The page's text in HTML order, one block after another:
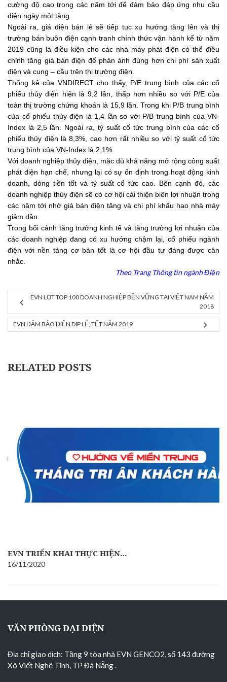
cường độ cao trong các năm tới để đảm bảo đáp ứng nhu cầu
điện ngày một tăng.
Ngoài ra, giá điện bán lẻ sẽ tiếp tục xu hướng tăng lên và thị
trường bán buôn điện cạnh tranh chính thức vận hành kể từ năm
2019 cũng là điều kiện cho các nhà máy phát điện có thể điều
chỉnh tăng giá bán điện để phản ánh đúng hơn chi phí sản xuất
điện và cung – cầu trên thị trường điện.
Thống kê của VNDIRECT cho thấy, P/E trung bình của các cổ
phiếu thủy điện hiện là 9,2 lần, thấp hơn nhiều so với P/E của
toàn thị trường chứng khoán là 15,9 lần. Trong khi P/B trung bình
của cổ phiếu thủy điện là 1,4 lần so với P/B trung bình của VN-
Index là 2,5 lần. Ngoài ra, tỷ suất cổ tức trung bình của các cổ
phiếu thủy điện là 8,3%, cao hơn rất nhiều so với tỷ suất cổ tức
trung bình của VN-Index là 2,1%.
Với doanh nghiệp thủy điện, mặc dù khả năng mở rộng công suất
phát điện hạn chế, nhưng lại có sự ổn định trong hoạt động kinh
doanh, dòng tiền tốt và tỷ suất cổ tức cao. Bên cạnh đó, các
doanh nghiệp thủy điện sẽ có cơ hội cải thiện biên lợi nhuận trong
các năm tới nhờ giá bán điện tăng và chi phí khấu hao nhà máy
giảm dần.
Trong bối cảnh tăng trưởng kinh tế và tăng trưởng lợi nhuận của
các doanh nghiệp đang có xu hướng chậm lại, cổ phiếu ngành
điện với nền tảng cơ bản tốt là cơ hội đầu tư đáng được cân
nhắc.
Theo Trang Thông tin ngành Điện
EVN LỌT TOP 100 DOANH NGHIỆP BỀN VỮNG TẠI VIỆT NAM NĂM
2018
EVN ĐẢM BẢO ĐIỆN DỊP LỄ, TẾT NĂM 2019
RELATED POSTS
EVN TRIỂN KHAI THỰC HIỆN…
16/11/2020
VĂN PHÒNG ĐẠI DIỆN
Địa chỉ giao dịch: Tầng 9 tòa nhà EVN GENCO2, số 143 đường
Xô Viết Nghệ Tĩnh, TP Đà Nẵng.